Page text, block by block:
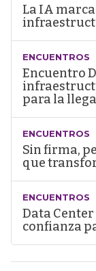
La IA
ENCUENTROS
Encuentro
para la
ENCUENTROS
Sin firma,
que
ENCUENTROS
Data
confianza